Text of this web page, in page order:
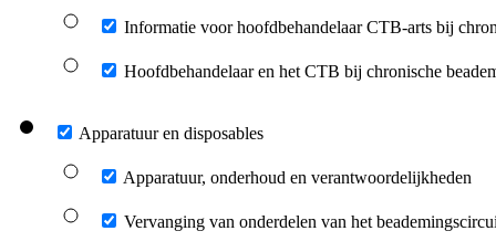
Informatie voor hoofdbehandelaar CTB-arts bij
Hoofdbehandelaar en het CTB bij chronische
Apparatuur en disposables
Apparatuur, onderhoud en verantwoordelijkheden
Vervanging van onderdelen van het